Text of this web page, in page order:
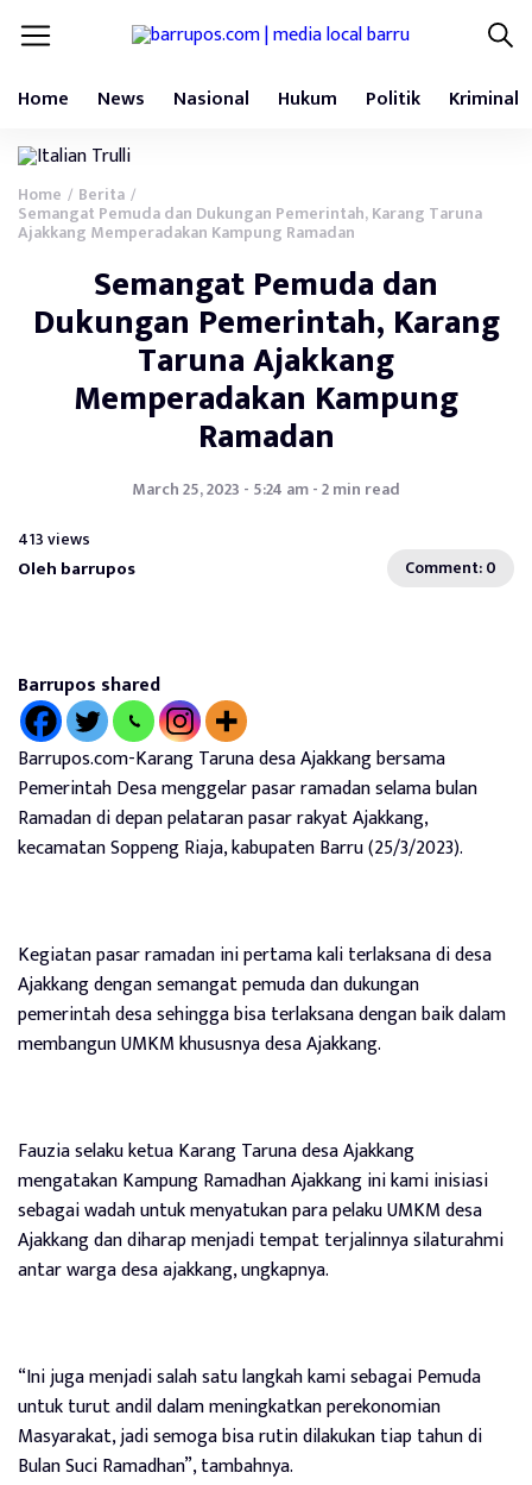
Home News Nasional Hukum Politik Kriminal
Home / Berita /
Semangat Pemuda dan Dukungan Pemerintah, Karang Taruna
Ajakkang Memperadakan Kampung Ramadan
Semangat Pemuda dan
Dukungan Pemerintah, Karang
Taruna Ajakkang
Memperadakan Kampung
Ramadan
March 25, 2023 - 5:24 am - 2 min read
413 views
Oleh barrupos Comment: 0
Barrupos shared
Barrupos.com-Karang Taruna desa Ajakkang bersama
Pemerintah Desa menggelar pasar ramadan selama bulan
Ramadan di depan pelataran pasar rakyat Ajakkang,
kecamatan Soppeng Riaja, kabupaten Barru (25/3/2023).
Kegiatan pasar ramadan ini pertama kali terlaksana di desa
Ajakkang dengan semangat pemuda dan dukungan
pemerintah desa sehingga bisa terlaksana dengan baik dalam
membangun UMKM khususnya desa Ajakkang.
Fauzia selaku ketua Karang Taruna desa Ajakkang
mengatakan Kampung Ramadhan Ajakkang ini kami inisiasi
sebagai wadah untuk menyatukan para pelaku UMKM desa
Ajakkang dan diharap menjadi tempat terjalinnya silaturahmi
antar warga desa ajakkang, ungkapnya.
“Ini juga menjadi salah satu langkah kami sebagai Pemuda
untuk turut andil dalam meningkatkan perekonomian
Masyarakat, jadi semoga bisa rutin dilakukan tiap tahun di
Bulan Suci Ramadhan”, tambahnya.